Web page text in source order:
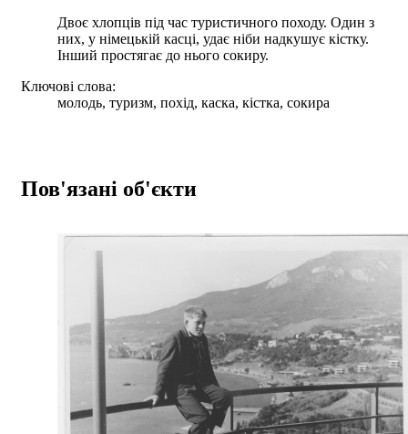
Двоє хлопців під час туристичного походу. Один з
них, у німецькій касці, удає ніби надкушує кістку.
Інший простягає до нього сокиру.
Ключові слова:
молодь, туризм, похід, каска, кістка, сокира
Пов'язані об'єкти